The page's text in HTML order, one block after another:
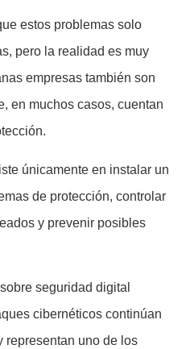
estos problemas solo
pero la realidad es muy
empresas también son
en muchos casos, cuentan
únicamente en instalar un
de protección, controlar
y prevenir posibles
seguridad digital
cibernéticos continúan
representan uno de los